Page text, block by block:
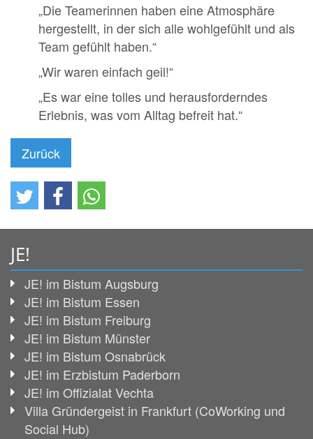
„Die Teamerinnen haben eine Atmosphäre
hergestellt, in der sich alle wohlgefühlt und als
Team gefühlt haben.“
„Wir waren einfach geil!“
„Es war eine tolles und herausforderndes
Erlebnis, was vom Alltag befreit hat.“
Zurück
JE!
JE! im Bistum Augsburg
JE! im Bistum Essen
JE! im Bistum Freiburg
JE! im Bistum Münster
JE! im Bistum Osnabrück
JE! im Erzbistum Paderborn
JE! im Offizialat Vechta
Villa Gründergeist in Frankfurt (CoWorking und
Social Hub)